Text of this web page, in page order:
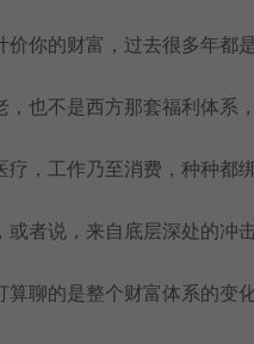
你的财富，过去很多年都是
也不是西方那套福利体系
，工作乃至消费，种种都绑
者说，来自底层深处的冲击
聊的是整个财富体系的变